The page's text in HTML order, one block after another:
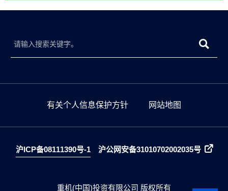
有关个人信息保护方针 网站地图
沪ICP备08111390号-1沪公网安备31010702002035号
重机(中国)投资有限公司 版权所有